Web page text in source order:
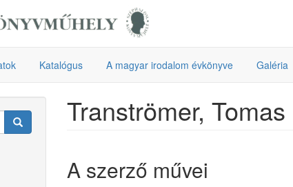
Katalógus A magyar irodalom évkönyve Galéria
Tranströmer, Tomas
A szerző művei